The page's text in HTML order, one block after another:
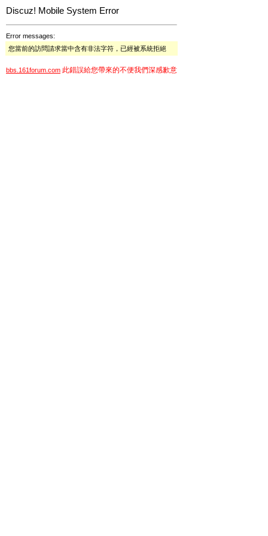
Discuz! Mobile System Error
Error messages:
您當前的訪問請求當中含有非法字符，已經被系統拒絕
bbs.161forum.com 此錯誤給您帶來的不便我們深感歉意